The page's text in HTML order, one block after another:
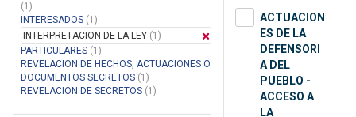
(1)
INTERESADOS (1)
INTERPRETACION DE LA LEY (1)
PARTICULARES (1)
REVELACION DE HECHOS, ACTUACIONES O
DOCUMENTOS SECRETOS (1)
REVELACION DE SECRETOS (1)
ACTUACION
ES DE LA
DEFENSORI
A DEL
PUEBLO -
ACCESO A
LA